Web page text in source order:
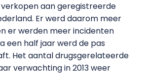
aan geregistreerde
Er werd daarom meer
er werden meer incidenten
een half jaar werd de pas
Het aantal drugsgerelateerde
verwachting in 2013 weer